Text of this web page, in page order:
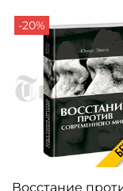
-20%
Восстание